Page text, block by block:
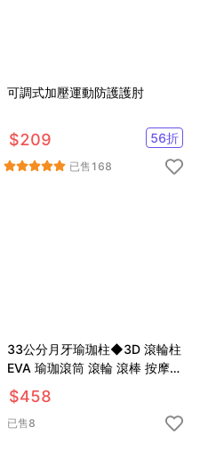
可調式加壓運動防護護肘
$209 56折
已售 168
33公分月牙瑜珈柱◆3D 滾輪柱
EVA 瑜珈滾筒 滾輪 滾棒 按摩棒
紓壓 狼牙棒
$458
已售8